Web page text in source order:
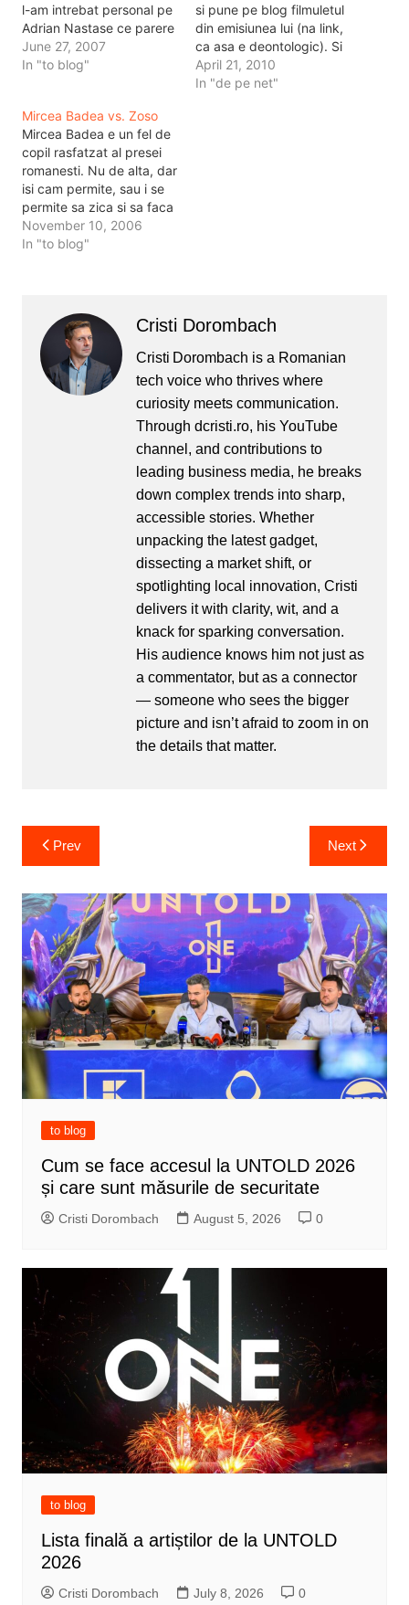
l-am intrebat personal pe
Adrian Nastase ce parere
are despre bombonel. Mi-
a raspuns linistit: "O
ca astea vor mai fi". Dar,
pot sa prezint…
June 27, 2007
In "to blog"
si pune pe blog filmuletul
din emisiunea lui (na link,
ca asa e deontologic). Si
ma cheama
DOROMBACH, [ 'Do-ro-
April 21, 2010
In "de pe net"
Mircea Badea vs. Zoso
Mircea Badea e un fel de
copil rasfatzat al presei
romanesti. Nu de alta, dar
isi cam permite, sau i se
permite sa zica si sa faca
tot ce vrea din ziarele de
maine, in mica lui
November 10, 2006
In "to blog"
Cristi Dorombach
Cristi Dorombach is a Romanian
tech voice who thrives where
curiosity meets communication.
Through dcristi.ro, his YouTube
channel, and contributions to
leading business media, he breaks
down complex trends into sharp,
accessible stories. Whether
unpacking the latest gadget,
dissecting a market shift, or
spotlighting local innovation, Cristi
delivers it with clarity, wit, and a
knack for sparking conversation.
His audience knows him not just as
a commentator, but as a connector
— someone who sees the bigger
picture and isn’t afraid to zoom in on
the details that matter.
Post
navigation
Prev Next
to blog
Cum se face accesul la UNTOLD 2026
și care sunt măsurile de securitate
Cristi Dorombach August 5, 2026 0
to blog
Lista finală a artiștilor de la UNTOLD
2026
Cristi Dorombach July 8, 2026 0